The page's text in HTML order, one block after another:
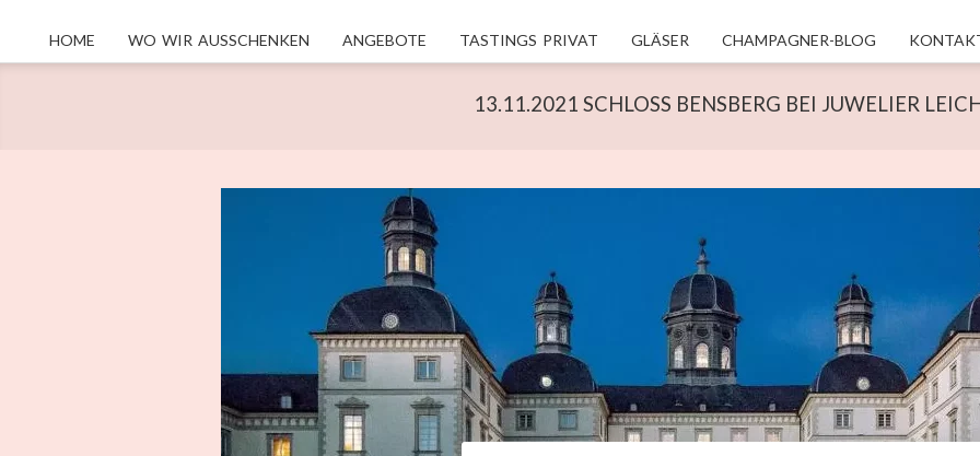
Primary
HOME WO WIR AUSSCHENKEN ANGEBOTE TASTINGS PRIVAT GLÄSER CHAMPAGNER-BLOG
13.11.2021 SCHLOSS BENSBERG BEI JUWELIER